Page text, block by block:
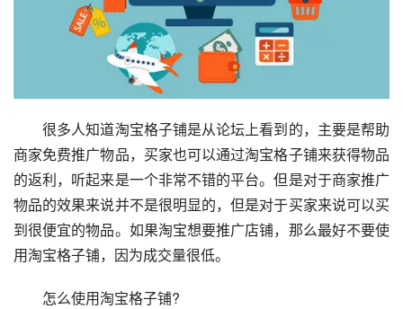
很多人知道淘宝格子铺是从论坛上看到的，主要是帮助
商家免费推广物品，买家也可以通过淘宝格子铺来获得物品
的返利，听起来是一个非常不错的平台。但是对于商家推广
物品的效果来说并不是很明显的，但是对于买家来说可以买
到很便宜的物品。如果淘宝想要推广店铺，那么最好不要使
用淘宝格子铺，因为成交量很低。
怎么使用淘宝格子铺?